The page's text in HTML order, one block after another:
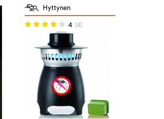
Hyttynen
4 (4)